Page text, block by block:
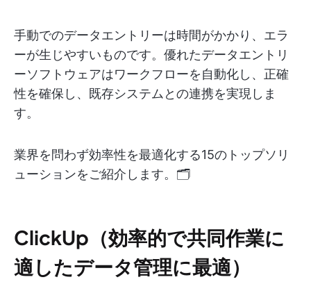
手動でのデータエントリーは時間がかかり、エラ
ーが生じやすいものです。優れたデータエントリ
ーソフトウェアはワークフローを自動化し、正確
性を確保し、既存システムとの連携を実現しま
す。
業界を問わず効率性を最適化する15のトップソリ
ューションをご紹介します。🗂️
ClickUp（効率的で共同作業に
適したデータ管理に最適）